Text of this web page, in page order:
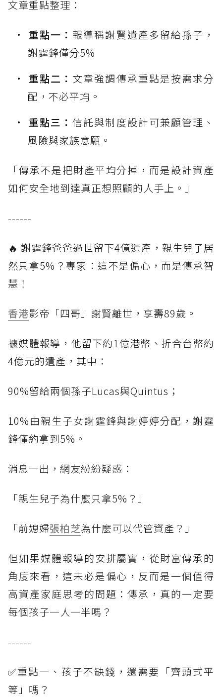
文章重點整理：
重點一： 報導稱謝賢遺產多留給孫子，
謝霆鋒僅分5%
重點二： 文章強調傳承重點是按需求分
配，不必平均。
重點三：信託與制度設計可兼顧管理、
風險與家族意願。
「傳承不是把財產平均分掉，而是設計資產
如何安全地到達真正想照顧的人手上。」
------
🔥 謝霆鋒爸爸過世留下4億遺產，親生兒子居
然只拿5%？專家：這不是偏心，而是傳承智
慧！
香港影帝「四哥」謝賢離世，享壽89歲。
據媒體報導，他留下約1億港幣、折合台幣約
4億元的遺產，其中：
90%留給兩個孫子Lucas與Quintus；
10%由親生子女謝霆鋒與謝婷婷分配，謝霆
鋒僅約拿到5%。
消息一出，網友紛紛疑惑：
「親生兒子為什麼只拿5%？」
「前媳婦張柏芝為什麼可以代管資產？」
但如果媒體報導的安排屬實，從財富傳承的
角度來看，這未必是偏心，反而是一個值得
高資產家庭思考的問題：傳承，真的一定要
每個孩子一人一半嗎？
------
✅重點一、孩子不缺錢，還需要「齊頭式平
等」嗎？